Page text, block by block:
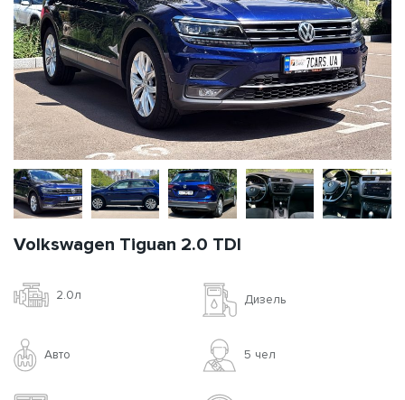
Volkswagen Tiguan 2.0 TDI
2.0л Дизель
Авто 5 чел